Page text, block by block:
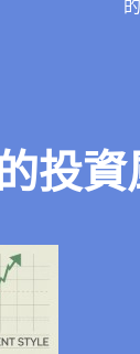
投